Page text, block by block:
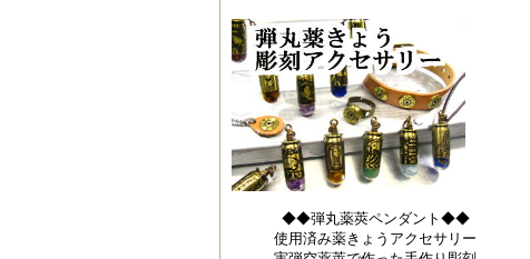
◆◆弾丸薬莢ペンダント◆◆
使用済み薬きょうアクセサリー